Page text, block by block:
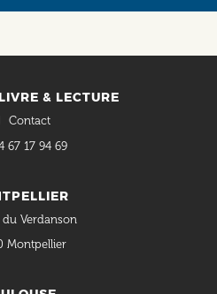
& LECTURE
Contact
67 17 94 69
Verdanson
Montpellier